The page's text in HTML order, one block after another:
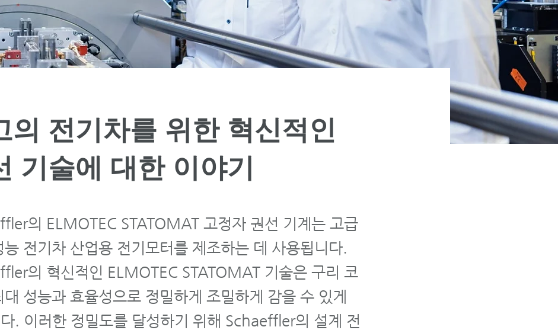
의 전기차를 위한 혁신적인
기술에 대한 이야기
의 ELMOTEC STATOMAT 고정자 권선 기계는 고급
능 전기차 산업용 전기모터를 제조하는 데 사용됩니다.
의 혁신적인 ELMOTEC STATOMAT 기술은 구리 코
대 성능과 효율성으로 정밀하게 조밀하게 감을 수 있게
. 이러한 정밀도를 달성하기 위해 Schaeffler의 설계 전